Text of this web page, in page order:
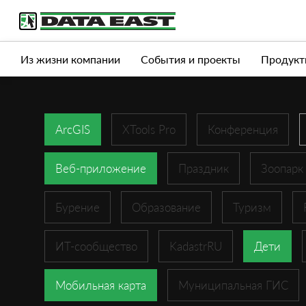
Услуги Продукты Истории успеха
Из жизни компании События и проекты
ArcGIS XTools Pro Конференция
Веб-приложение Праздник Зоопарк
Бурение Образование Туризм
ИТ-сообщество KadastrRU Дети
Мобильная карта Муниципальная ГИС